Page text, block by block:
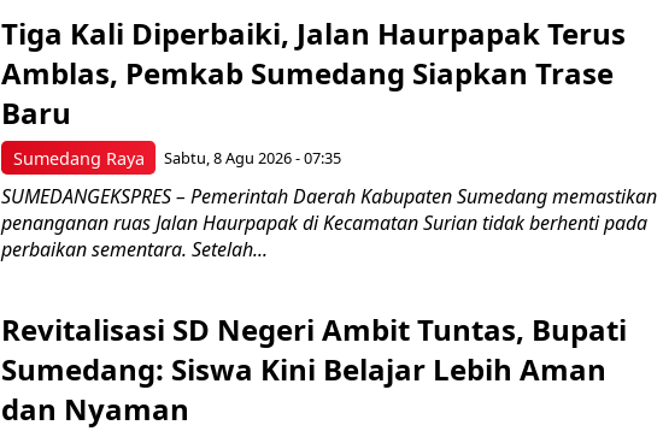
Sumedang Raya
Tiga Kali Diperbaiki, Jalan Haurpapak Terus
Amblas, Pemkab Sumedang Siapkan Trase
Baru
Sabtu, 8 Agu 2026 - 07:35
SUMEDANGEKSPRES – Pemerintah Daerah Kabupaten Sumedang memastikan
penanganan ruas Jalan Haurpapak di Kecamatan Surian tidak berhenti pada
perbaikan sementara. Setelah...
Revitalisasi SD Negeri Ambit Tuntas, Bupati
Sumedang: Siswa Kini Belajar Lebih Aman
dan Nyaman